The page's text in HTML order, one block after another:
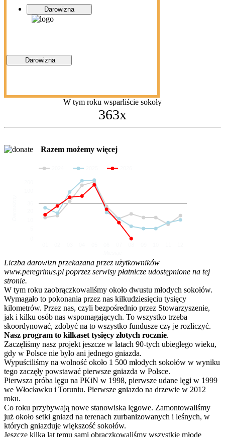
Darowizna
Darowizna
W tym roku wsparliście sokoły
363x
Razem możemy więcej
Liczba darowizn przekazana przez użytkowników
www.peregrinus.pl poprzez serwisy płatnicze udostępnione na tej
stronie.
W tym roku zaobrączkowaliśmy około dwustu młodych sokołów.
Wymagało to pokonania przez nas kilkudziesięciu tysięcy
kilometrów. Przez nas, czyli bezpośrednio przez Stowarzyszenie,
jak i kilku osób nas wspomagających. To wszystko trzeba
skoordynować, zdobyć na to wszystko fundusze czy je rozliczyć.
Nasz program to kilkaset tysięcy złotych rocznie.
Zaczęliśmy nasz projekt jeszcze w latach 90-tych ubiegłego wieku,
gdy w Polsce nie było ani jednego gniazda.
Wypuściliśmy na wolność około 1 500 młodych sokołów w wyniku
tego zaczęły powstawać pierwsze gniazda w Polsce.
Pierwsza próba lęgu na PKiN w 1998, pierwsze udane lęgi w 1999
we Włocławku i Toruniu. Pierwsze gniazdo na drzewie w 2012
roku.
Co roku przybywają nowe stanowiska lęgowe. Zamontowaliśmy
już około setki gniazd na terenach zurbanizowanych i leśnych, w
których gniazduje większość sokołów.
Jeszcze kilka lat temu sami obrączkowaliśmy wszystkie młode